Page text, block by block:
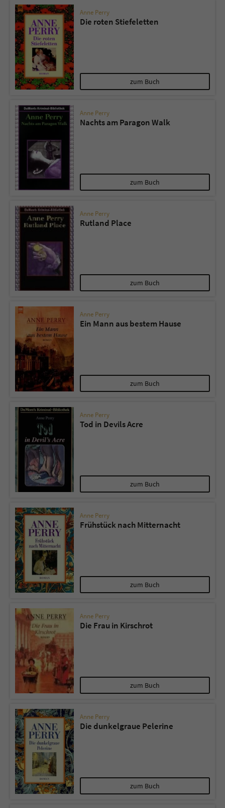
Anne Perry
Die roten Stiefeletten
zum Buch
Anne Perry
Nachts am Paragon Walk
zum Buch
Anne Perry
Rutland Place
zum Buch
Anne Perry
Ein Mann aus bestem Hause
zum Buch
Anne Perry
Tod in Devils Acre
zum Buch
Anne Perry
Frühstück nach Mitternacht
zum Buch
Anne Perry
Die Frau in Kirschrot
zum Buch
Anne Perry
Die dunkelgraue Pelerine
zum Buch